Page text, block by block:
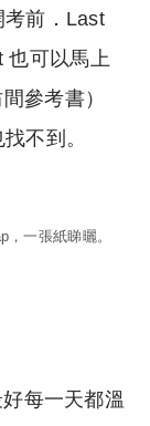
考前．Last
也可以馬上
參考書）
不到。
一張紙睇曬。
每一天都溫